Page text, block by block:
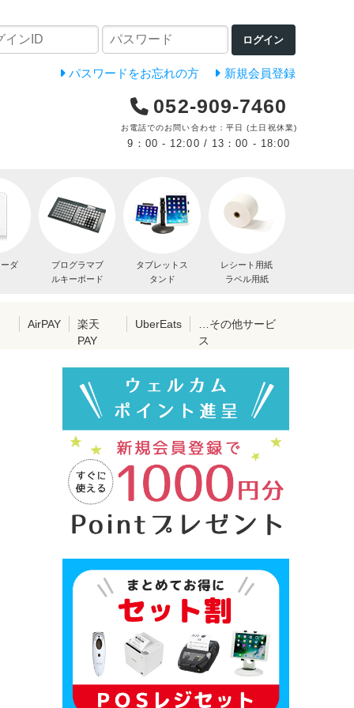
ログイン
パスワードをお忘れの方 新規会員登録
052-909-7460
お電話でのお問い合わせ：平日 (土日祝休業)
9：00 - 12:00 / 13：00 - 18:00
ダ
プログラマブ
ルキーボード
タブレットス
タンド
レシート用紙
ラベル用紙
AirPAY
楽天
PAY
UberEats
…その他サービ
ス